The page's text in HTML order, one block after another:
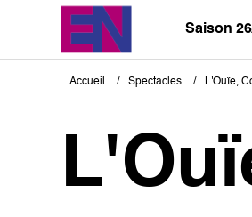
Saison
Fil
Accueil Spectacles L'Ouïe,